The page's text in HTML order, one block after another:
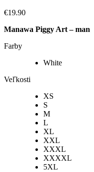
€19.90
Manawa Piggy Art – man
Farby
White
Veľkosti
XS
S
M
L
XL
XXL
XXXL
XXXXL
5XL